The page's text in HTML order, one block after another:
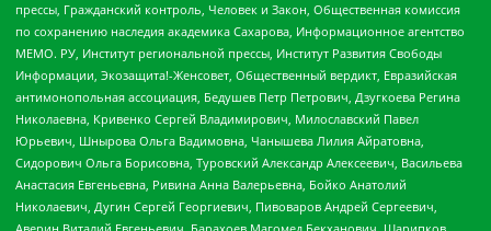
прессы, Гражданский контроль, Человек и Закон, Общественная комиссия
по сохранению наследия академика Сахарова, Информационное агентство
МЕМО. РУ, Институт региональной прессы, Институт Развития Свободы
Информации, Экозащита!-Женсовет, Общественный вердикт, Евразийская
антимонопольная ассоциация, Бедушев Петр Петрович, Дзугкоева Регина
Николаевна, Кривенко Сергей Владимирович, Милославский Павел
Юрьевич, Шнырова Ольга Вадимовна, Чанышева Лилия Айратовна,
Сидорович Ольга Борисовна, Туровский Александр Алексеевич, Васильева
Анастасия Евгеньевна, Ривина Анна Валерьевна, Бойко Анатолий
Николаевич, Дугин Сергей Георгиевич, Пивоваров Андрей Сергеевич,